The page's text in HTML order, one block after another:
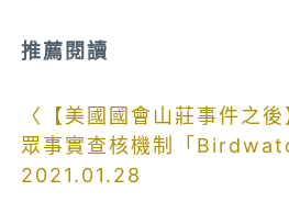
推薦閱讀
〈【美國國會山莊事件之
眾事實查核機制「
2021.01.28